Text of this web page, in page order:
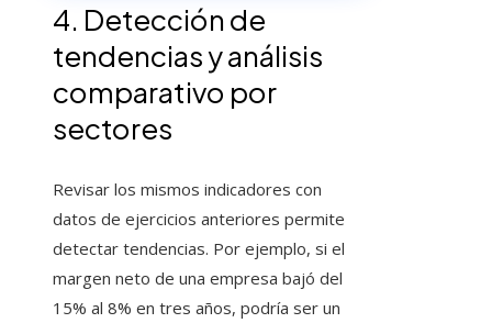
4. Detección de
tendencias y análisis
comparativo por
sectores
Revisar los mismos indicadores con
datos de ejercicios anteriores permite
detectar tendencias. Por ejemplo, si el
margen neto de una empresa bajó del
15% al 8% en tres años, podría ser un